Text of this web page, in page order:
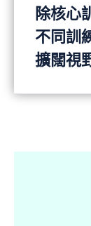
除核心
不同訓
擴闊視